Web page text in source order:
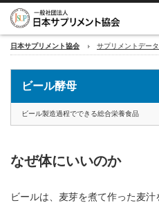
日本サプリメント協会 サプリメントデー
ビール酵母
ビール製造過程でできる総合栄養食品
なぜ体にいいのか
ビールは、麦芽を煮て作った麦